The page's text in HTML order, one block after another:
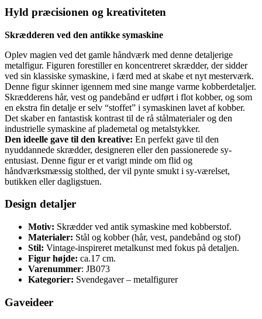
Hyld præcisionen og kreativiteten
Skrædderen ved den antikke symaskine
Oplev magien ved det gamle håndværk med denne detaljerige
metalfigur. Figuren forestiller en koncentreret skrædder, der sidder
ved sin klassiske symaskine, i færd med at skabe et nyt mesterværk.
Denne figur skinner igennem med sine mange varme kobberdetaljer.
Skrædderens hår, vest og pandebånd er udført i flot kobber, og som
en ekstra fin detalje er selv “stoffet” i symaskinen lavet af kobber.
Det skaber en fantastisk kontrast til de rå stålmaterialer og den
industrielle symaskine af plademetal og metalstykker.
Den ideelle gave til den kreative: En perfekt gave til den
nyuddannede skrædder, designeren eller den passionerede sy-
entusiast. Denne figur er et varigt minde om flid og
håndværksmæssig stolthed, der vil pynte smukt i sy-værelset,
butikken eller dagligstuen.
Design detaljer
Motiv: Skrædder ved antik symaskine med kobberstof.
Materialer: Stål og kobber (hår, vest, pandebånd og stof)
Stil: Vintage-inspireret metalkunst med fokus på detaljen.
Figur højde: ca.17 cm.
Varenummer: JB073
Kategorier: Svendegaver – metalfigurer
Gaveideer